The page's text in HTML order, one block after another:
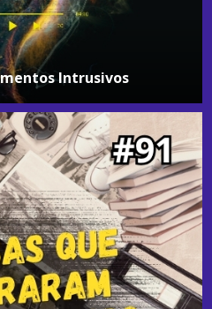
Intrusivos